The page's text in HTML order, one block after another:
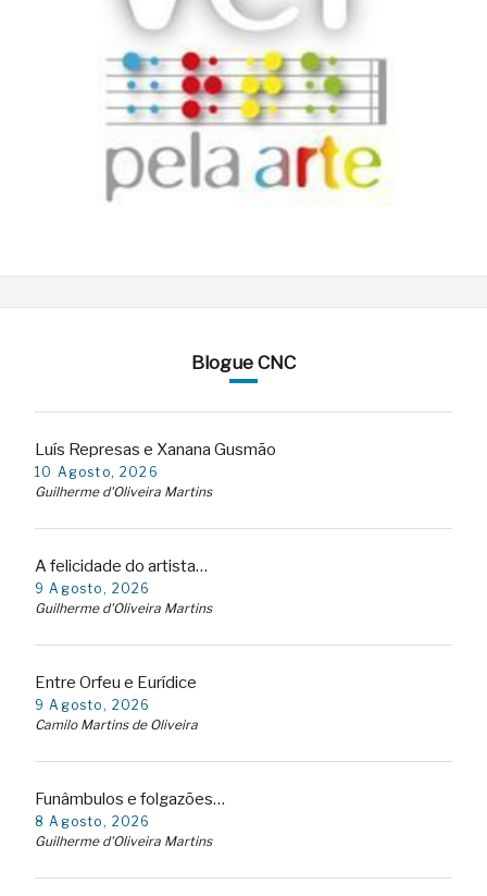
Blogue CNC
Luís Represas e Xanana Gusmão
10 Agosto, 2026
Guilherme d'Oliveira Martins
A felicidade do artista…
9 Agosto, 2026
Guilherme d'Oliveira Martins
Entre Orfeu e Eurídice
9 Agosto, 2026
Camilo Martins de Oliveira
Funâmbulos e folgazões…
8 Agosto, 2026
Guilherme d'Oliveira Martins